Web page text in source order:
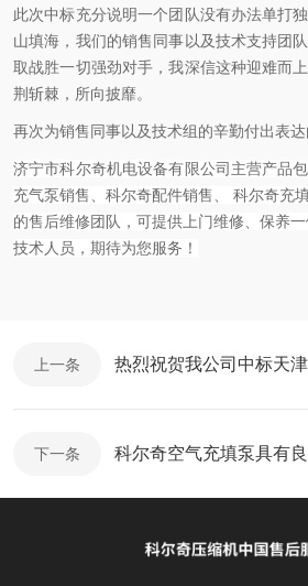
此次中标充分说明一个团队没有办法单打
山填海，我们的销售同事以及技术支持团
取战胜一切强劲对手，我深信这种迎难而
荆斩棘，所向披靡。
再次为销售同事以及技术组的辛勤付出表
济宁市科尔奇机电设备有限公司主营产品
充气泵销售、科尔奇配件销售、 科尔奇充
的售后维修团队，可提供上门维修、保养
技术人员，期待为您服务！
上一条 热烈祝贺我公司中标天
下一条 科尔奇空气充填泵具有